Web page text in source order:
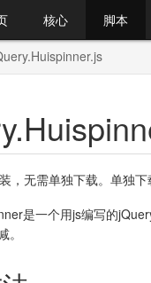
核心 脚本
，无需单独下载。单独下
是一个用js编写的